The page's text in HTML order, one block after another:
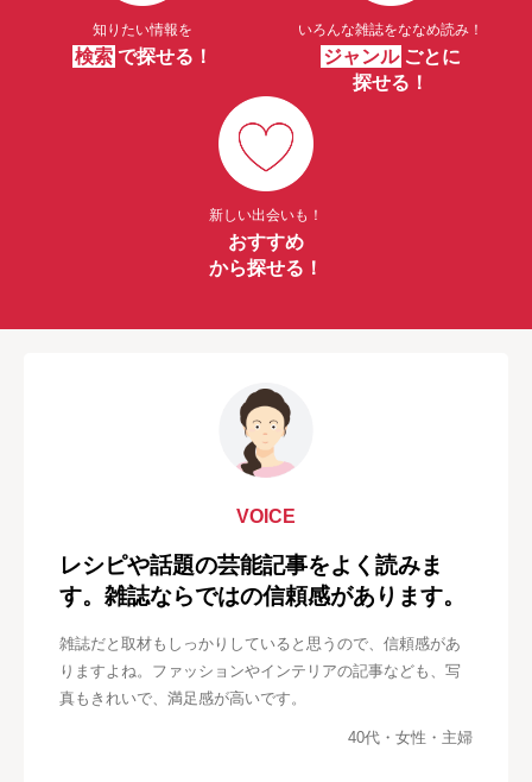
知りたい情報を
検索 で探せる！
いろんな雑誌をななめ読み！
ジャンル ごとに
探せる！
新しい出会いも！
おすすめ
から探せる！
VOICE
レシピや話題の芸能記事をよく読みま
す。雑誌ならではの信頼感があります。
雑誌だと取材もしっかりしていると思うので、信頼感があ
りますよね。ファッションやインテリアの記事なども、写
真もきれいで、満足感が高いです。
40代・女性・主婦